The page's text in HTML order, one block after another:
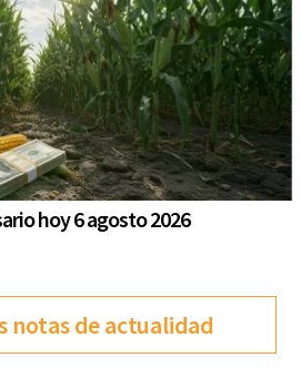
hoy 6 agosto 2026
notas de actualidad